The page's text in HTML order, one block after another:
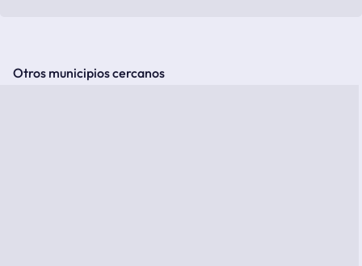
Otros municipios cercanos